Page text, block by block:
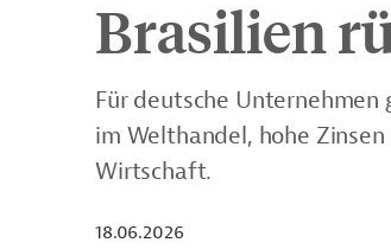
Brasilien
Für deutsche
im Welthandel, hohe
Wirtschaft.
18.06.2026